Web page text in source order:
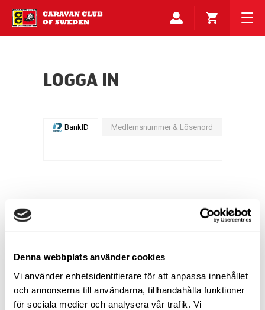
Denna webbplats använder cookies
Vi använder enhetsidentifierare för att anpassa innehållet
och annonserna till användarna, tillhandahålla funktioner
för sociala medier och analysera vår trafik. Vi
LOGGA IN
BankID Medlemsnummer & Lösenord